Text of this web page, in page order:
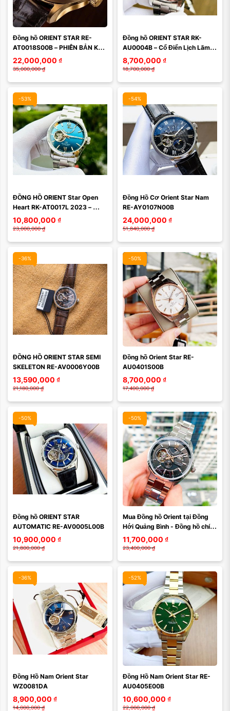
Đồng hồ ORIENT STAR RE-
AT0018S00B – PHIÊN BẢN KỶ
NIỆM 50 NĂM THỐNG NHẤT
VIỆT NAM
22,000,000 ₫
35,000,000 ₫
Đồng hồ ORIENT STAR RK-
AU0004B – Cổ Điển Lịch Lãm,
Máy In-house Đẳng Cấp
8,700,000 ₫
18,700,000 ₫
-53%
ĐỒNG HỒ ORIENT Star Open
Heart RK-AT0017L 2023 –
Tuyệt Tác Giới Hạn 850 Chiếc
Toàn Cầu
10,800,000 ₫
23,000,000 ₫
-54%
Đồng Hồ Cơ Orient Star Nam
RE-AY0107N00B
24,000,000 ₫
51,840,000 ₫
-36%
Màu mặt:
Xóa
ĐỒNG HỒ ORIENT STAR SEMI
SKELETON RE-AV0006Y00B
13,590,000 ₫
21,180,000 ₫
-50%
Màu mặt:
Xóa
Đồng hồ Orient Star RE-
AU0401S00B
8,700,000 ₫
17,400,000 ₫
-50%
Màu mặt:
Xóa
Đồng hồ ORIENT STAR
AUTOMATIC RE-AV0005L00B
10,900,000 ₫
21,800,000 ₫
-50%
Màu mặt:
Xóa
Mua Đồng hồ Orient tại Đồng
Hới Quảng Bình - Đồng hồ chính
hãng, giá tốt nhất - Orient Star
...
11,700,000 ₫
23,400,000 ₫
-36%
Màu mặt:
Xóa
Đồng Hồ Nam Orient Star
WZ0081DA
8,900,000 ₫
14,000,000 ₫
-52%
Màu mặt:
Xóa
Đồng Hồ Nam Orient Star RE-
AU0405E00B
10,600,000 ₫
22,000,000 ₫
Màu mặt: Màu mặt:
Xóa